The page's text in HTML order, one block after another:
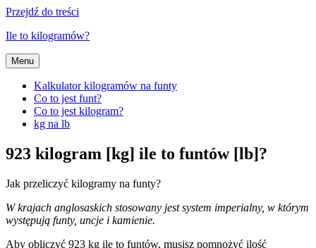
Przejdź do treści
Ile to kilogramów?
Menu
Kalkulator kilogramów na funty
Co to jest funt?
Co to jest kilogram?
kg na lb
923 kilogram [kg] ile to funtów [lb]?
Jak przeliczyć kilogramy na funty?
W krajach anglosaskich stosowany jest system imperialny, w którym
występują funty, uncje i kamienie.
Aby obliczyć 923 kg ile to funtów, musisz pomnożyć ilość